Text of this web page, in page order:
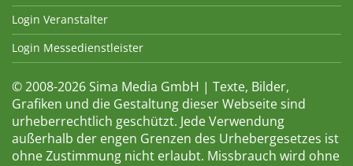
Login Veranstalter
Login Messedienstleister
© 2008-2026 Sima Media GmbH | Texte, Bilder,
Grafiken und die Gestaltung dieser Webseite sind
urheberrechtlich geschützt. Jede Verwendung
außerhalb der engen Grenzen des Urhebergesetzes ist
ohne Zustimmung nicht erlaubt. Missbrauch wird ohne